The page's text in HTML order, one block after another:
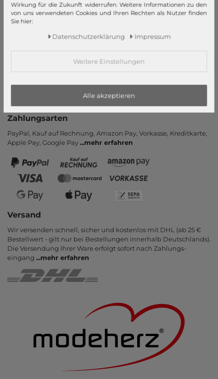
Informationen
Kontakt
Zahlungsarten
PayPal, Kauf auf Rechnung, Amazon Pay, Vor­kasse, Kredit­karte,
Apple Pay, Google Pay...mehr erfahren
Versand
Wir versenden schnell, sicher und kostenlos mit DHL (ab 25 €
Bestell­wert - gilt nur bei Bestel­lungen inner­halb Deutsch­lands).
Die Ver­sendung Ihrer Ware er­folgt sofort nach Zahlungs­
eingang ...mehr erfahren
Wirkung für die Zukunft widerrufen. Weitere Informationen zu den
von uns verwendeten Cookies und Ihren Rechten als Nutzer finden
Sie hier:
Daten­schutz­erklärung Impressum
Weitere Einstellungen
Alle akzeptieren